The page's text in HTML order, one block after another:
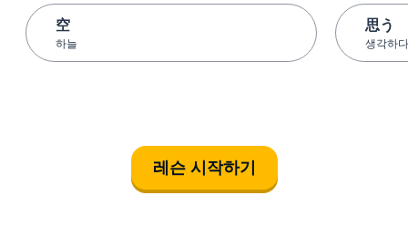
空
하늘
思う
생각하
레슨 시작하기